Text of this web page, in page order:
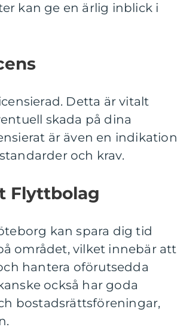
kan ge en ärlig inblick i
Detta är vitalt
skada på dina
är även en indikation
och krav.
Flyttbolag
kan spara dig tid
området, vilket innebär att
hantera oförutsedda
också har goda
bostadsrättsföreningar,